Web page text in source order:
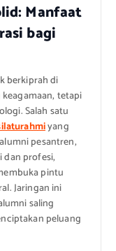
Manfaat
bagi
berkiprah di
tetapi
Salah satu
yang
pesantren,
dan profesi,
pintu
Jaringan ini
saling
peluang